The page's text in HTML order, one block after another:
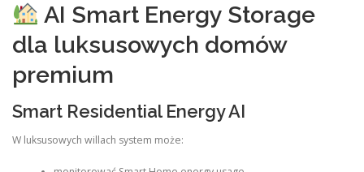
AI Smart Energy Storage
dla luksusowych domów
premium
Smart Residential Energy AI
W luksusowych willach system może: